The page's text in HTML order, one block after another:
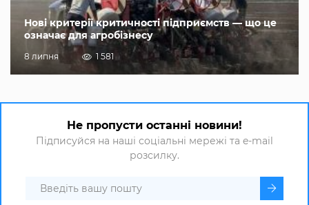
Нові критерії критичності підприємств — що це
означає для агробізнесу
8 липня 1 581
Не пропусти останні новини!
Підписуйся на наші соціальні мережі та e-mail
розсилку.